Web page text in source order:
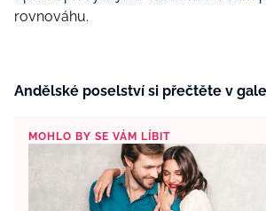
rovnováhu.
Andělské poselství si přečtěte v
MOHLO BY SE VÁM LÍBIT